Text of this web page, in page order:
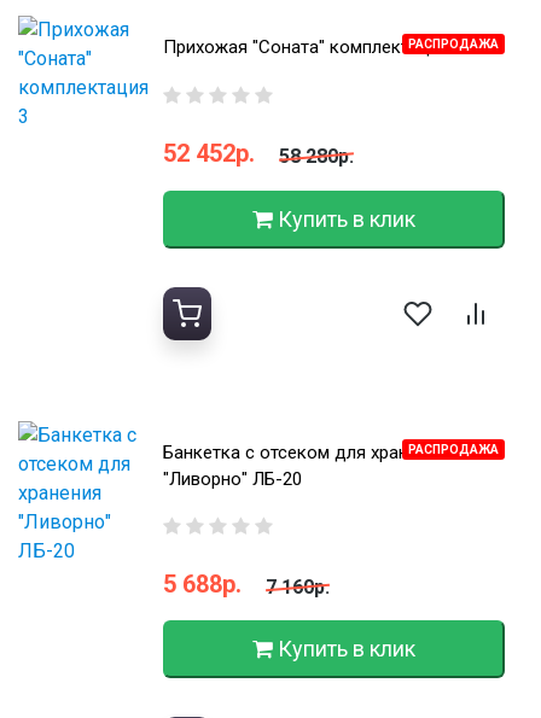
РАСПРОДАЖА
Прихожая "Соната" комплектация 3
52 452р. 58 280р.
Купить в клик
РАСПРОДАЖА
Банкетка с отсеком для хранения
"Ливорно" ЛБ-20
5 688р. 7 160р.
Купить в клик